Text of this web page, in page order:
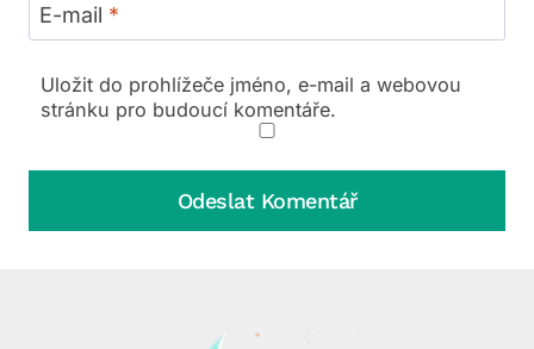
E-mail *
Uložit do prohlížeče jméno, e-mail a webovou
stránku pro budoucí komentáře.